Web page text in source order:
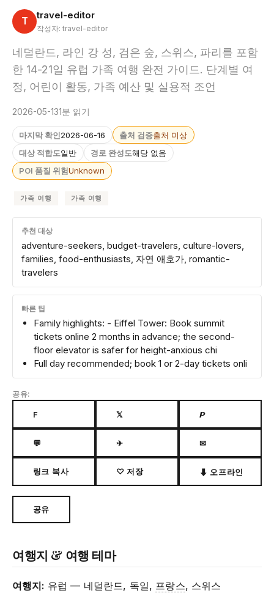
T travel-editor
작성자: travel-editor
네덜란드, 라인 강 성, 검은 숲, 스위스, 파리를 포함
한 14-21일 유럽 가족 여행 완전 가이드. 단계별 여
정, 어린이 활동, 가족 예산 및 실용적 조언
2026-05-131분 읽기
마지막 확인2026-06-16 출처 검증출처 미상
대상 적합도일반 경로 완성도해당 없음
POI 품질 위험Unknown
가족 여행 가족 여행
추천 대상
adventure-seekers, budget-travelers, culture-lovers,
families, food-enthusiasts, 자연 애호가, romantic-
travelers
빠른 팁
Family highlights: - Eiffel Tower: Book summit
tickets online 2 months in advance; the second-
floor elevator is safer for height-anxious chi
Full day recommended; book 1 or 2-day tickets onli
공유:
F 𝕏 𝙋
💬 ✈ ✉
링크 복사 ♡ 저장 ⬇ 오프라인
공유
여행지 & 여행 테마
여행지: 유럽 — 네덜란드, 독일, 프랑스, 스위스